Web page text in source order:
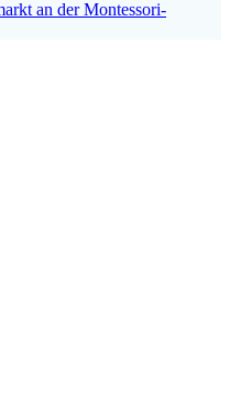
an der Montessori-